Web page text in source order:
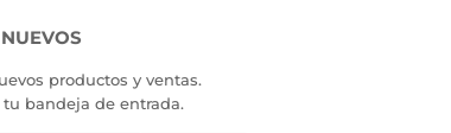
productos y ventas.
bandeja de entrada.